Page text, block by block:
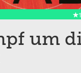
um